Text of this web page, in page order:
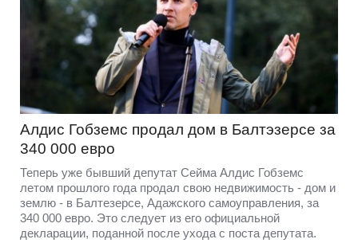
Алдис Гобземс продал дом в Балтэзерсе за
340 000 евро
Теперь уже бывший депутат Сейма Алдис Гобземс
летом прошлого года продал свою недвижимость - дом и
землю - в Балтезерсе, Адажского самоуправления, за
340 000 евро. Это следует из его официальной
декларации, поданной после ухода с поста депутата.